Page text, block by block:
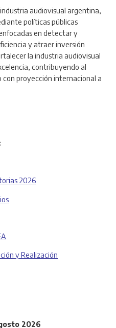
audiovisual argentina,
políticas públicas
en detectar y
y atraer inversión
la industria audiovisual
contribuyendo al
proyección internacional a
2026
y Realización
2026